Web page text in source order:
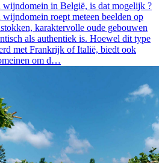
wijndomein in België, is dat mogelijk ?
roept meteen beelden op
karaktervolle oude gebouwen
als authentiek is. Hoewel dit type
met Frankrijk of Italië, biedt ook
om d…